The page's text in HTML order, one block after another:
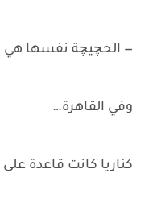
— الحچيچة نفسها هي
وفي القاهرة…
كناريا كانت قاعدة